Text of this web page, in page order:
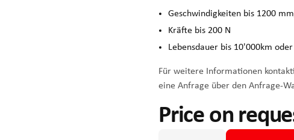
Geschwindigkeiten bis 1200
Kräfte bis 200 N
Lebensdauer bis 10'000km
Für weitere Informationen
eine Anfrage über den Anfrage-
Price on